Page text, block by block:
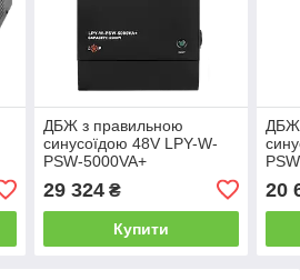
ДБЖ з правильною
синусоїдою 48V LPY-W-
PSW-5000VA+
29 324₴
Купити
ДБЖ
20